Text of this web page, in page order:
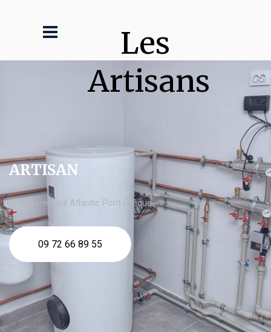
Les
Artisans
ARTISAN
chaudière fioul Atlantic Pont Évêque
09 72 66 89 55